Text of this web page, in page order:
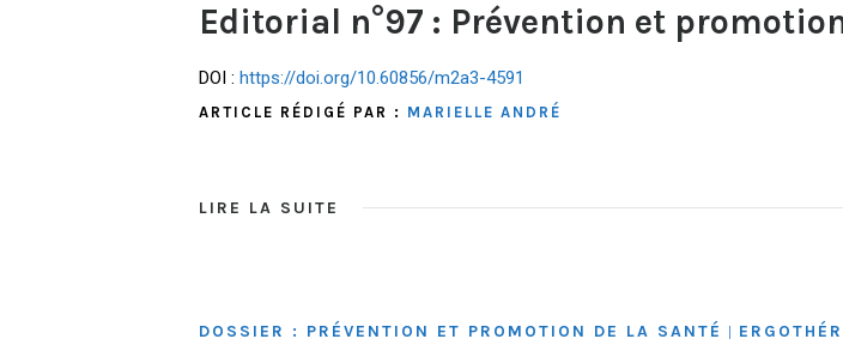
Editorial n°97 : Prévention et
DOI : https://doi.org/10.60856/m2a3-4591
ARTICLE RÉDIGÉ PAR : MARIELLE ANDRÉ
LIRE LA SUITE
DOSSIER : PRÉVENTION ET PROMOTION DE LA SANTÉ |